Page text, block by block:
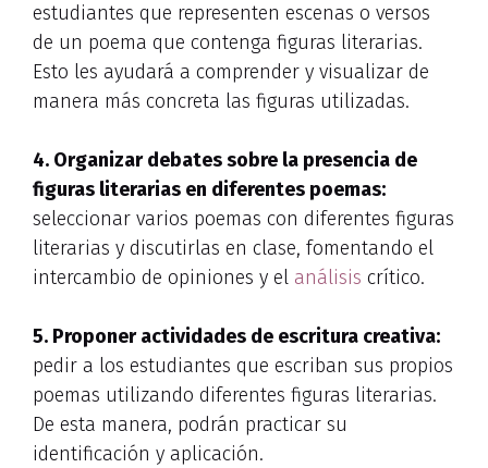
estudiantes que representen escenas o versos
de un poema que contenga figuras literarias.
Esto les ayudará a comprender y visualizar de
manera más concreta las figuras utilizadas.
4. Organizar debates sobre la presencia de
figuras literarias en diferentes poemas:
seleccionar varios poemas con diferentes figuras
literarias y discutirlas en clase, fomentando el
intercambio de opiniones y el análisis crítico.
5. Proponer actividades de escritura creativa:
pedir a los estudiantes que escriban sus propios
poemas utilizando diferentes figuras literarias.
De esta manera, podrán practicar su
identificación y aplicación.